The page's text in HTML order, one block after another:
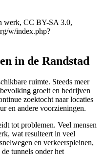
werk, CC BY-SA 3.0,
w/index.php?
in de Randstad
ruimte. Steeds meer
groeit en bedrijven
zoektocht naar locaties
en andere voorzieningen.
tot problemen. Veel mensen
wat resulteert in veel
en verkeerspleinen,
tunnels onder het